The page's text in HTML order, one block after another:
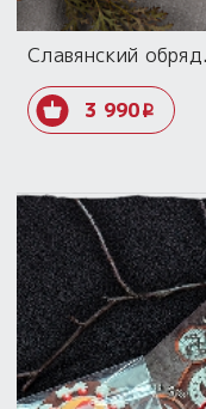
Славянский
3 990i